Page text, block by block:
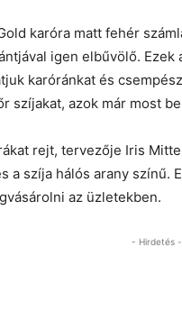
karóra matt fehér
igen elbűvölő.
karóránkat és
szíjakat, azok már most
rejt, tervezője Iris
a szíja hálós arany színű.
az üzletekben.
- Hirdetés -